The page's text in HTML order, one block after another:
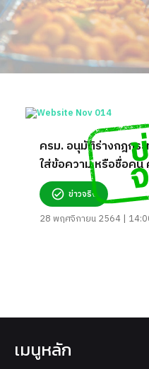
ครม. อนุมัติร่างกฎกร
ใส่ข้อความ หรือชื่อคน
จริงหรือ?
ข่าวจริง
28 พฤศจิกายน 2564 |
เมนูหลัก